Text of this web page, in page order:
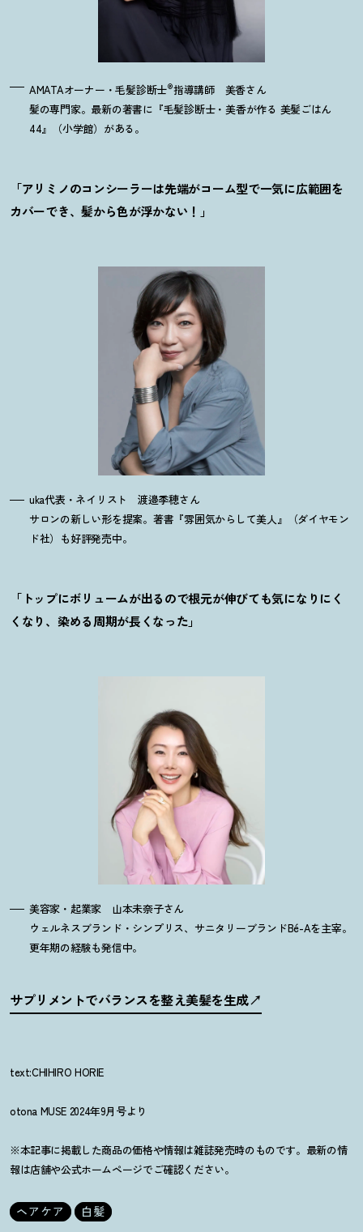
AMATAオーナー・毛髪診断士®指導講師 美香さん
髪の専門家。最新の著書に『毛髪診断士・美香が作る 美髪ごはん
44』（小学館）がある。
「アリミノのコンシーラーは先端がコーム型で一気に広範囲を
カバーでき、髪から色が浮かない！」
uka代表・ネイリスト 渡邉季穂さん
サロンの新しい形を提案。著書『雰囲気からして美人』（ダイヤモン
ド社）も好評発売中。
「トップにボリュームが出るので根元が伸びても気になりにく
くなり、染める周期が長くなった」
美容家・起業家 山本未奈子さん
ウェルネスブランド・シンプリス、サニタリーブランドBé-Aを主宰。
更年期の経験も発信中。
サプリメントでバランスを整え美髪を生成
text:CHIHIRO HORIE
otona MUSE 2024年9月号より
※本記事に掲載した商品の価格や情報は雑誌発売時のものです。最新の情
報は店舗や公式ホームページでご確認ください。
ヘアケア 白髪